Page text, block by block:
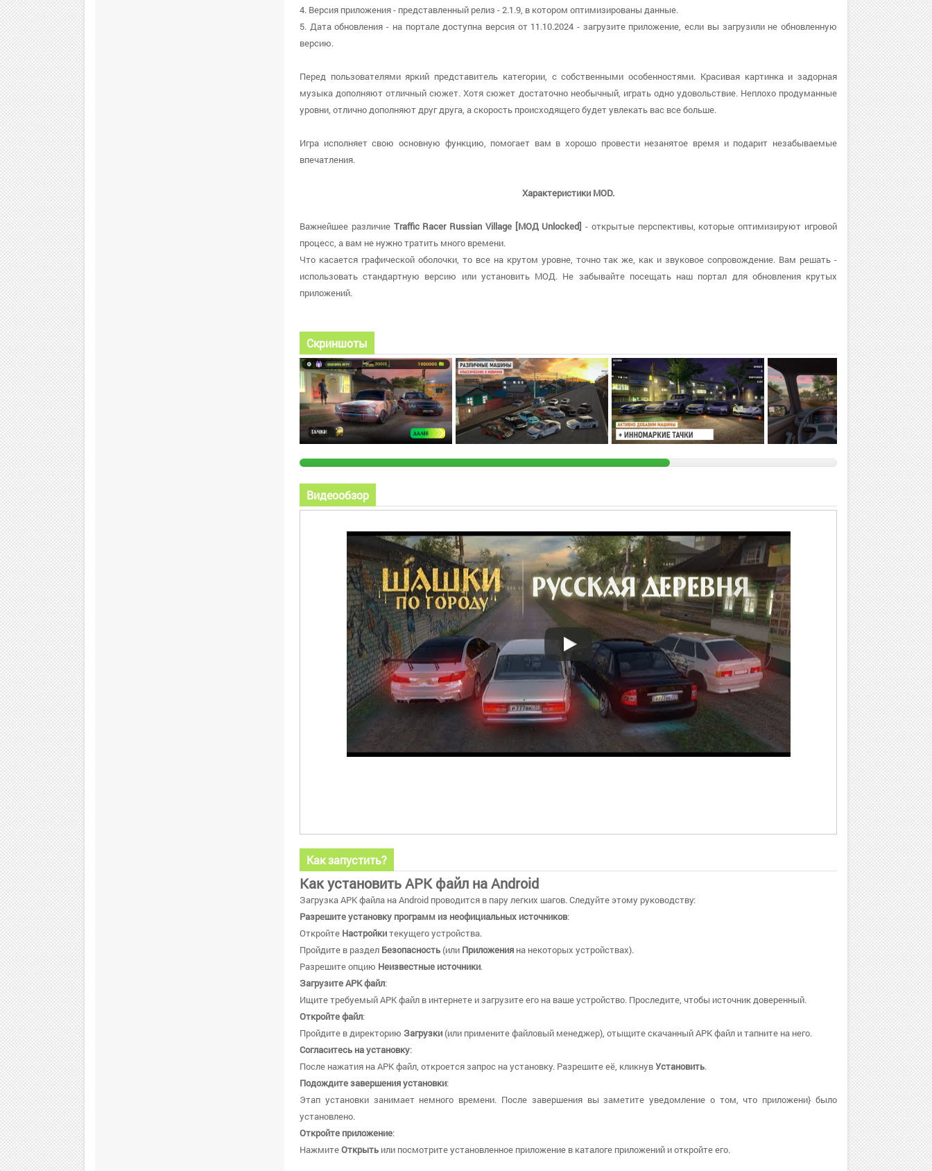
4. Версия приложения - представленный релиз - 2.1.9, в котором оптимизированы данные.
5. Дата обновления - на портале доступна версия от 11.10.2024 - загрузите приложение, если вы загрузили не обновленную
версию.
Перед пользователями яркий представитель категории, с собственными особенностями. Красивая картинка и задорная
музыка дополняют отличный сюжет. Хотя сюжет достаточно необычный, играть одно удовольствие. Неплохо продуманные
уровни, отлично дополняют друг друга, а скорость происходящего будет увлекать вас все больше.
Игра исполняет свою основную функцию, помогает вам в хорошо провести незанятое время и подарит незабываемые
впечатления.
Характеристики MOD.
Важнейшее различие Traffic Racer Russian Village [МОД Unlocked] - открытые перспективы, которые оптимизируют игровой
процесс, а вам не нужно тратить много времени.
Что касается графической оболочки, то все на крутом уровне, точно так же, как и звуковое сопровождение. Вам решать -
использовать стандартную версию или установить МОД. Не забывайте посещать наш портал для обновления крутых
приложений.
Скриншоты
Видеообзор
Как запустить?
Как установить APK файл на Android
Загрузка APK файла на Android проводится в пару легких шагов. Следуйте этому руководству:
Разрешите установку программ из неофициальных источников:
Откройте Настройкитекущего устройства.
Пройдите в раздел Безопасность (или Приложения на некоторых устройствах).
Разрешите опцию Неизвестные источники.
Загрузите APK файл:
Ищите требуемый APK файл в интернете и загрузите его на ваше устройство. Проследите, чтобы источник доверенный.
Откройте файл:
Пройдите в директорию Загрузки (или примените файловый менеджер), отыщите скачанный APK файл и тапните на него.
Согласитесь на установку:
После нажатия на APK файл, откроется запрос на установку. Разрешите её, кликнувУстановить.
Подождите завершения установки:
Этап установки занимает немного времени. После завершения вы заметите уведомление о том, что приложени} было
установлено.
Откройте приложение:
НажмитеОткрыть или посмотрите установленное приложение в каталоге приложений и откройте его.